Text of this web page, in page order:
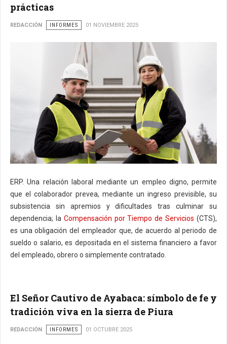
prácticas
REDACCIÓN INFORMES 01 NOVIEMBRE 2025
ERP. Una relación laboral mediante un empleo digno, permite
que el colaborador prevea, mediante un ingreso previsible, su
subsistencia sin apremios y dificultades tras culminar su
dependencia; la Compensación por Tiempo de Servicios (CTS),
es una obligación del empleador que, de acuerdo al periodo de
sueldo o salario, es depositada en el sistema financiero a favor
del empleado, obrero o simplemente contratado.
El Señor Cautivo de Ayabaca: símbolo de fe y
tradición viva en la sierra de Piura
REDACCIÓN INFORMES 01 OCTUBRE 2025